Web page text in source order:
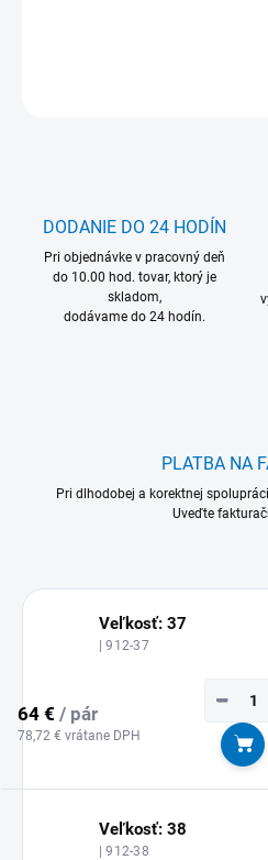
DODANIE DO 24 HODÍN
Pri objednávke v pracovný deň
do 10.00 hod. tovar, ktorý je
skladom,
dodávame do 24 hodín.
PLATBA NA
Pri dlhodobej a korektnej
Uveďte
Veľkosť: 37
| 912-37
64 € / pár
78,72 € vrátane DPH
−
Veľkosť: 38
| 912-38